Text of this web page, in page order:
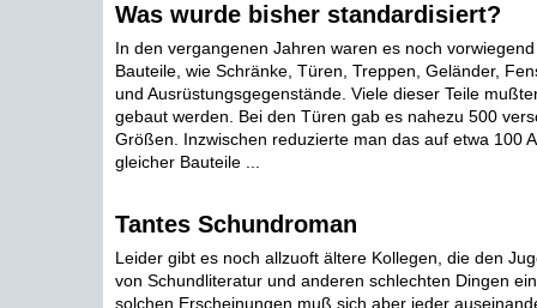
Was wurde bisher standardisiert?
In den vergangenen Jahren waren es noch
Bauteile, wie Schränke, Türen, Treppen, Geländer,
und Ausrüstungsgegenstände. Viele dieser Teile
gebaut werden. Bei den Türen gab es nahezu 500
Größen. Inzwischen reduzierte man das auf etwa 100
gleicher Bauteile ...
Tantes Schundroman
Leider gibt es noch allzuoft ältere Kollegen, die den
von Schundliteratur und anderen schlechten Dingen
solchen Erscheinungen muß sich aber jeder